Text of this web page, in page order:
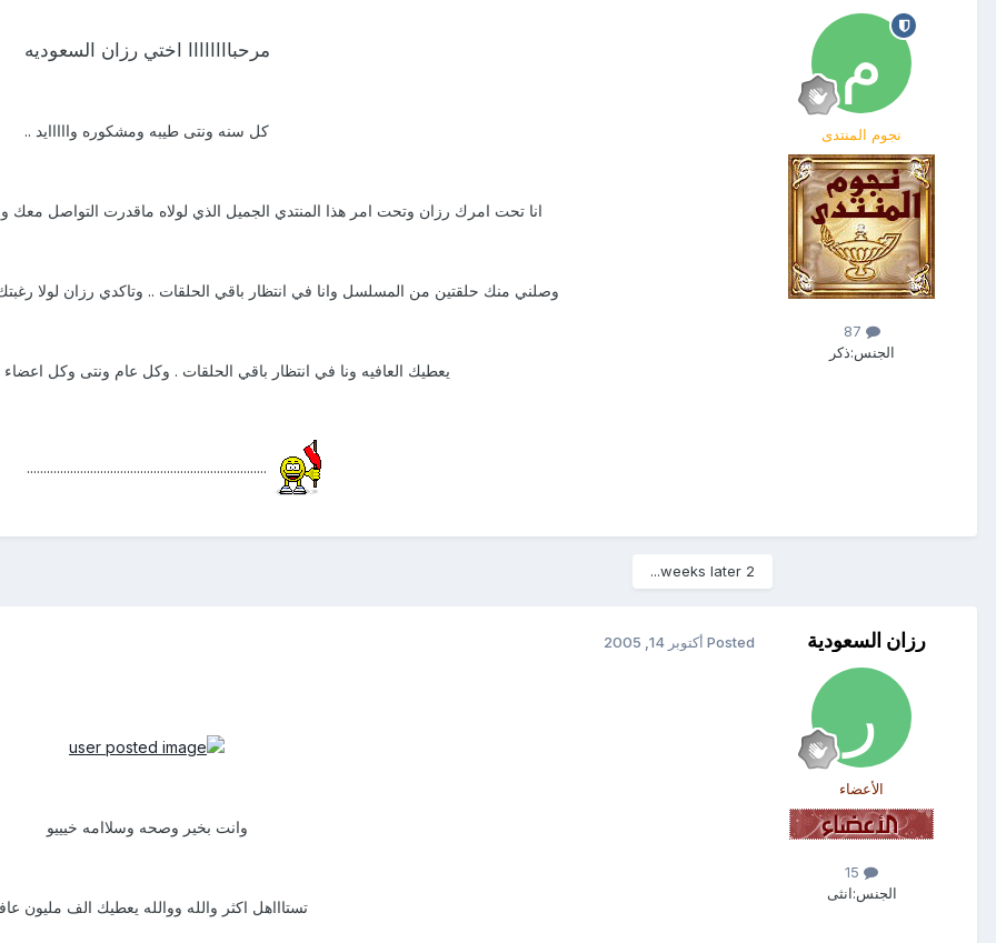
نجوم المنتدى
الجنس:ذكر
مرحباااااااا اختي رزان السعوديه
كل سنه ونتى طيبه ومشكوره وااااايد ..
انا تحت امرك رزان وتحت امر هذا المنتدي الجميل الذي لولاه ماقدرت التواصل معك
وصلني منك حلقتين من المسلسل وانا في انتظار باقي الحلقات .. وتاكدي رزان لولا
يعطيك العافيه ونا في انتظار باقي الحلقات . وكل عام ونتى وكل اعضاء
........................................................................
2 weeks later...
رزان السعودية
الأعضاء
الجنس:انثى
Posted أكتوبر 14, 2005
وانت بخير وصحه وسلاامه خيييو
تستاااهل اكثر والله ووالله يعطيك الف مليون